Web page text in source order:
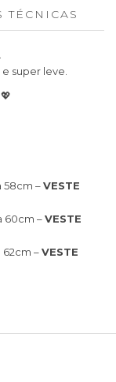
TÉCNICAS
super leve.
58cm –VESTE
60cm –VESTE
62cm –VESTE